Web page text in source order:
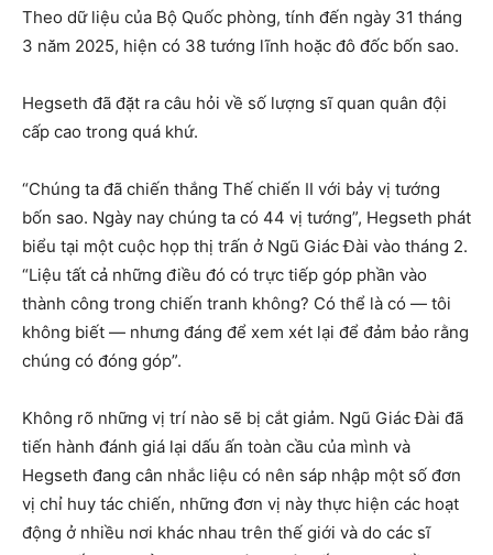
Theo dữ liệu của Bộ Quốc phòng, tính đến ngày 31 tháng
3 năm 2025, hiện có 38 tướng lĩnh hoặc đô đốc bốn sao.
Hegseth đã đặt ra câu hỏi về số lượng sĩ quan quân đội
cấp cao trong quá khứ.
“Chúng ta đã chiến thắng Thế chiến II với bảy vị tướng
bốn sao. Ngày nay chúng ta có 44 vị tướng”, Hegseth phát
biểu tại một cuộc họp thị trấn ở Ngũ Giác Đài vào tháng 2.
“Liệu tất cả những điều đó có trực tiếp góp phần vào
thành công trong chiến tranh không? Có thể là có — tôi
không biết — nhưng đáng để xem xét lại để đảm bảo rằng
chúng có đóng góp”.
Không rõ những vị trí nào sẽ bị cắt giảm. Ngũ Giác Đài đã
tiến hành đánh giá lại dấu ấn toàn cầu của mình và
Hegseth đang cân nhắc liệu có nên sáp nhập một số đơn
vị chỉ huy tác chiến, những đơn vị này thực hiện các hoạt
động ở nhiều nơi khác nhau trên thế giới và do các sĩ